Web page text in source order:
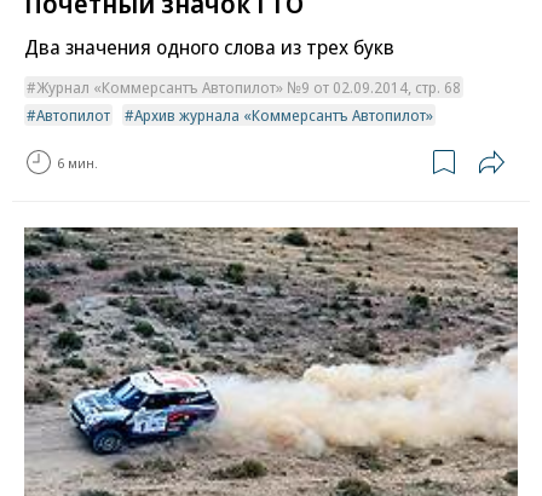
Два значения одного слова из трех букв
Журнал «Коммерсантъ Автопилот» №9 от 02.09.2014, стр. 68
Автопилот
Архив журнала «Коммерсантъ Автопилот»
6 мин.